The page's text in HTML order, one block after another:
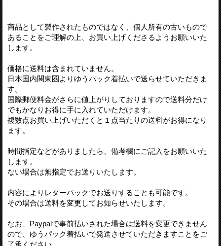
商品として製作されたものではなく、個人所有の古いもので
あることをご理解の上、お買い上げくださるようお願いいた
します。
価格に送料は含まれていません。
日本国内関東圏よりゆうパック着払いで送らせていただきま
す。
国際郵便料金がさらに値上がりしておりますので送料分だけ
でもかなりお得に手に入れていただけます。
複数点お買い上げいただくと１点当たりの送料がお得になり
ます。
時間指定などがありましたら、備考欄にご記入をお願いいた
します。
ない場合は無指定でお送りいたします。
内容によりレターパックでお送りすることも可能です。
その場合は送料を変更してお知らせいたします。
なお、Paypalで事前払いされた場合は送料を変更できません
ので、ゆうパック着払いで発送させていただきますことをご
了承ください。